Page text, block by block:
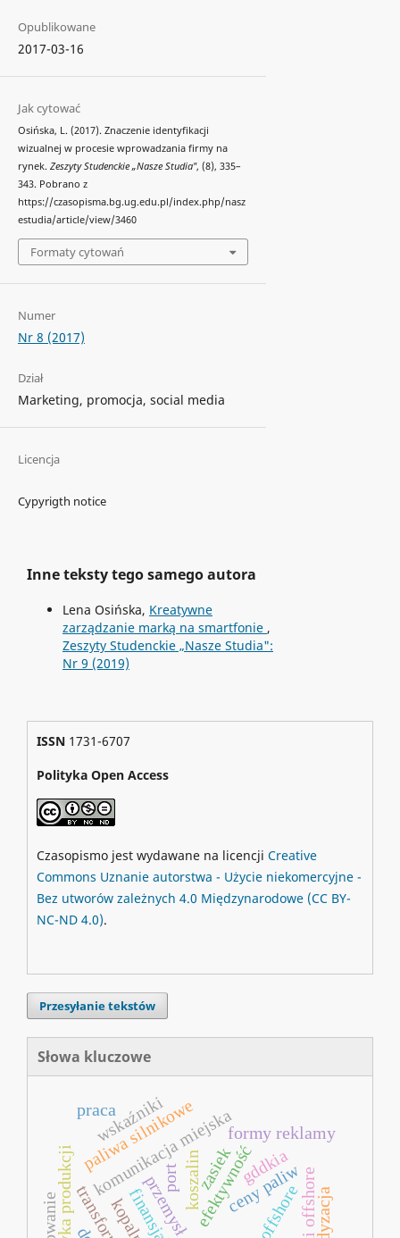
Opublikowane
2017-03-16
Jak cytować
Osińska, L. (2017). Znaczenie identyfikacji
wizualnej w procesie wprowadzania firmy na
rynek. Zeszyty Studenckie „Nasze Studia", (8), 335–
343. Pobrano z
https://czasopisma.bg.ug.edu.pl/index.php/nasz
estudia/article/view/3460
Formaty cytowań
Numer
Nr 8 (2017)
Dział
Marketing, promocja, social media
Licencja
Cypyrigth notice
Inne teksty tego samego autora
Lena Osińska, Kreatywne
zarządzanie marką na smartfonie ,
Zeszyty Studenckie „Nasze Studia":
Nr 9 (2019)
ISSN1731-6707
Polityka Open Access
Czasopismo jest wydawane na licencji Creative
Commons Uznanie autorstwa - Użycie niekomercyjne -
Bez utworów zależnych 4.0 Międzynarodowe (CC BY-
NC-ND 4.0).
Przesyłanie tekstów
Słowa kluczowe
efektywnośćceny paliw
komunikacja miejska
koszalin gddkia
paliwa silnikowe formy reklamy
zasiek
wskaźniki
praca
port